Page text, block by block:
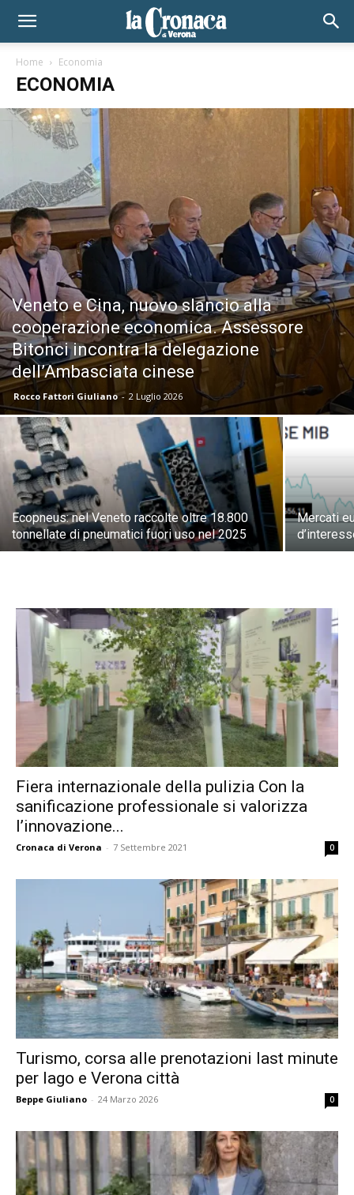
Home Economia
ECONOMIA
Veneto e Cina, nuovo slancio alla
cooperazione economica. Assessore
Bitonci incontra la delegazione
dell’Ambasciata cinese
Rocco Fattori Giuliano - 2 Luglio 2026
Ecopneus: nel Veneto raccolte oltre 18.800
tonnellate di pneumatici fuori uso nel 2025
Mercati
Fiera internazionale della pulizia Con la
sanificazione professionale si valorizza
l’innovazione...
Cronaca di Verona - 7 Settembre 2021 0
Turismo, corsa alle prenotazioni last minute
per lago e Verona città
Beppe Giuliano - 24 Marzo 2026 0